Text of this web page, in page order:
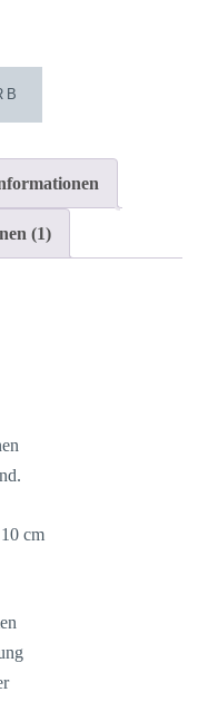
(1)
cm